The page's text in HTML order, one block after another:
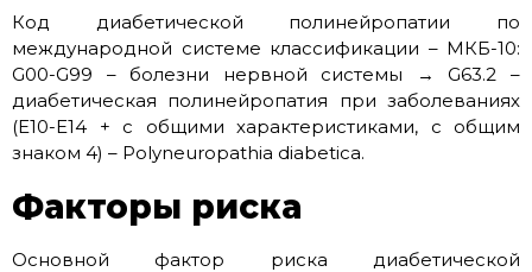
Код диабетической полинейропатии по
международной системе классификации – МКБ-10:
G00-G99 – болезни нервной системы → G63.2 –
диабетическая полинейропатия при заболеваниях
(Е10-Е14 + с общими характеристиками, с общим
знаком 4) – Polyneuropathia diabetica.
Факторы риска
Основной фактор риска диабетической